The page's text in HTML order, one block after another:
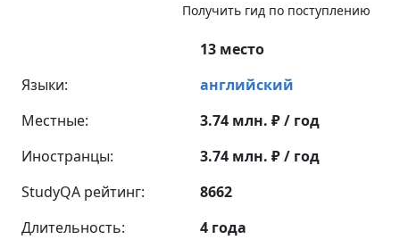
Получить гид по поступлению
13 место
Языки:
английский
Местные:
3.74 млн. ₽ / год
Иностранцы:
3.74 млн. ₽ / год
StudyQA рейтинг:
8662
Длительность:
4 года